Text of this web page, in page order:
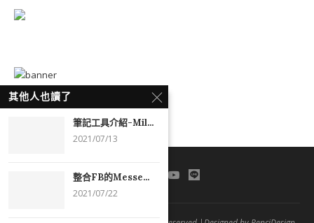
其他人也讀了
筆記工具介紹-Mil...
2021/07/13
整合FB的Messe...
2021/07/22